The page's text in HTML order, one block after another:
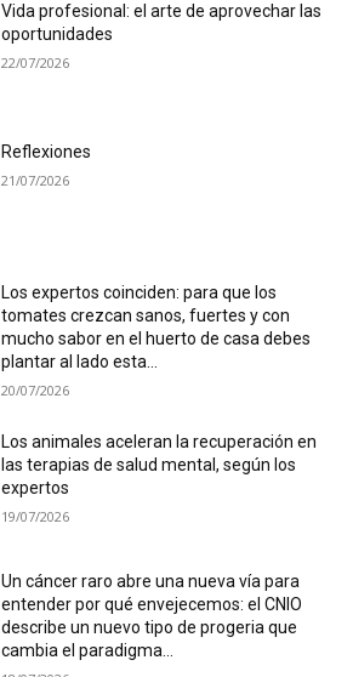
Vida profesional: el arte de aprovechar las
oportunidades
22/07/2026
Reflexiones
21/07/2026
Los expertos coinciden: para que los
tomates crezcan sanos, fuertes y con
mucho sabor en el huerto de casa debes
plantar al lado esta...
20/07/2026
Los animales aceleran la recuperación en
las terapias de salud mental, según los
expertos
19/07/2026
Un cáncer raro abre una nueva vía para
entender por qué envejecemos: el CNIO
describe un nuevo tipo de progeria que
cambia el paradigma...